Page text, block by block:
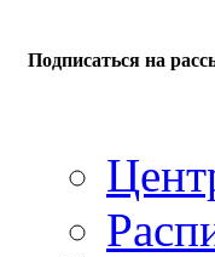
Подписаться на